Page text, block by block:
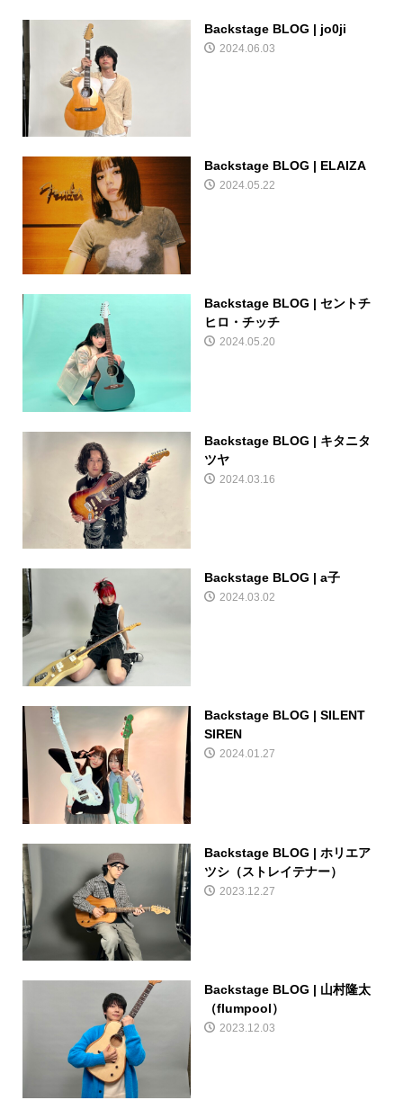
Backstage BLOG | jo0ji
2024.06.03
Backstage BLOG | ELAIZA
2024.05.22
Backstage BLOG | セントチ
ヒロ・チッチ
2024.05.20
Backstage BLOG | キタニタ
ツヤ
2024.03.16
Backstage BLOG | a子
2024.03.02
Backstage BLOG | SILENT
SIREN
2024.01.27
Backstage BLOG | ホリエア
ツシ（ストレイテナー）
2023.12.27
Backstage BLOG | 山村隆太
（flumpool）
2023.12.03